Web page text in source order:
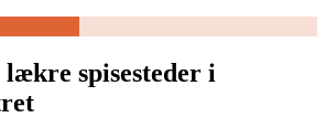
spisesteder i